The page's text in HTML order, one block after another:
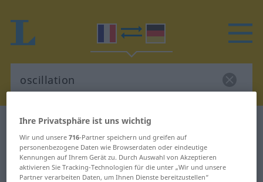
Französisch-Deutsch Wörterbuch
Französisch-Deutsch Übersetzung
für "oscillation"
Ihre Privatsphäre ist uns wichtig
Wir und unsere716-Partner speichern und greifen auf
personenbezogene Daten wie Browserdaten oder eindeutige
Kennungen auf Ihrem Gerät zu. Durch Auswahl von Akzeptieren
aktivieren Sie Tracking-Technologien für die unter „Wir und unsere
Partner verarbeiten Daten, um Ihnen Dienste bereitzustellen“